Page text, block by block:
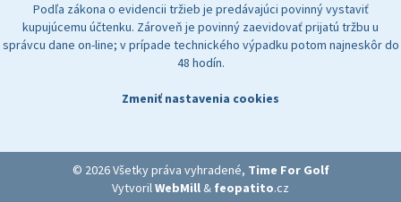
Podľa zákona o evidencii tržieb je predávajúci povinný vystaviť
kupujúcemu účtenku. Zároveň je povinný zaevidovať prijatú tržbu u
správcu dane on-line; v prípade technického výpadku potom najneskôr do
48 hodín.
Zmeniť nastavenia cookies
© 2026 Všetky práva vyhradené, Time For Golf
VytvorilWebMill & feopatito.cz